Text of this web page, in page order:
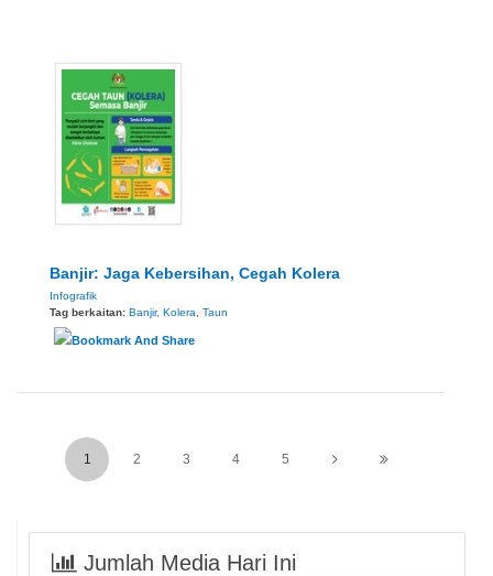
Banjir: Jaga Kebersihan, Cegah Kolera
Infografik
Tag berkaitan: Banjir, Kolera Taun
1 2 3 4 5
Jumlah Media Hari Ini